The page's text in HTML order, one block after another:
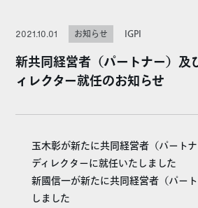
2021.10.01 お知らせ IGPI
新共同経営者（パートナー）及
ィレクター就任のお知らせ
玉木彰が新たに共同経営者（パート
ディレクターに就任いたしました
新國信一が新たに共同経営者（パー
しました